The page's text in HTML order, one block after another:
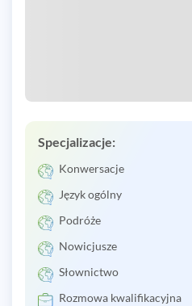
Specjalizacje:
Konwersacje
Język ogólny
Podróże
Nowicjusze
Słownictwo
Rozmowa kwalifikacyjna